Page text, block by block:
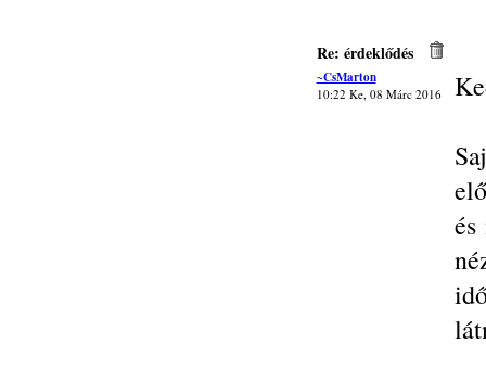
Re: érdeklődés
~CsMarton
10:22 Ke, 08 Márc 2016